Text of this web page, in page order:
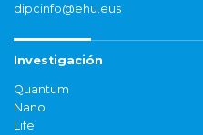
dipcinfo@ehu.eus
Investigación
Quantum
Nano
Life